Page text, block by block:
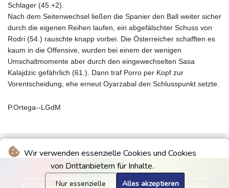
Wir verwenden essenzielle Cookies und Cookies
von Drittanbietern für Inhalte.
Nur essenzielle Alles akzeptieren
Schlager (45.+2).
Nach dem Seitenwechsel ließen die Spanier den Ball weiter sicher
durch die eigenen Reihen laufen, ein abgefälschter Schuss von
Rodri (54.) rauschte knapp vorbei. Die Österreicher schafften es
kaum in die Offensive, wurden bei einem der wenigen
Umschaltmomente aber durch den eingewechselten Sasa
Kalajdzic gefährlich (61.). Dann traf Porro per Kopf zur
Vorentscheidung, ehe erneut Oyarzabal den Schlusspunkt setzte.
P.Ortega--LGdM